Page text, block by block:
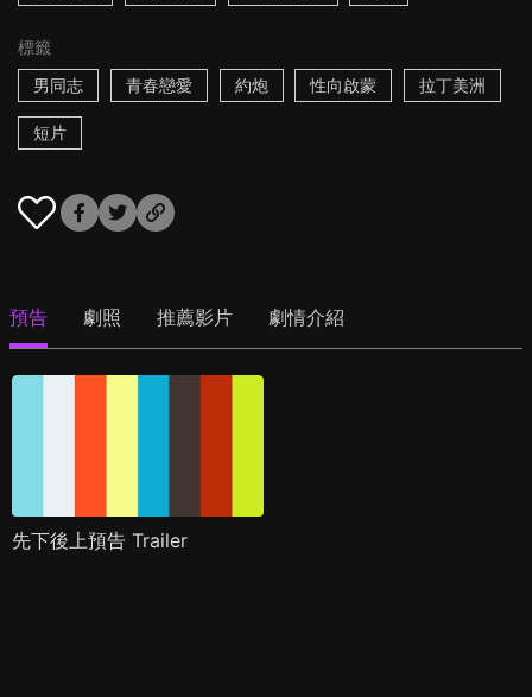
標籤
男同志
青春戀愛 約炮 性向啟蒙 拉丁美洲
短片
預告 劇照 推薦影片 劇情介紹
先下後上預告 Trailer